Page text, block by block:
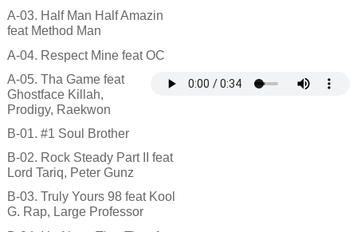
A-03. Half Man Half Amazin
feat Method Man
A-04. Respect Mine feat OC
A-05. Tha Game feat
Ghostface Killah,
Prodigy, Raekwon
B-01. #1 Soul Brother
B-02. Rock Steady Part II feat
Lord Tariq, Peter Gunz
B-03. Truly Yours 98 feat Kool
G. Rap, Large Professor